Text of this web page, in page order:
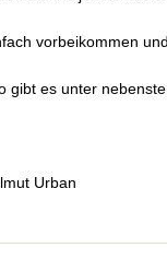
vorbeikommen
gibt es unter
Urban